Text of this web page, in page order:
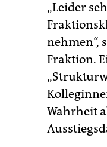
„Leider
nehmen“,
Fraktion.
Wahrheit